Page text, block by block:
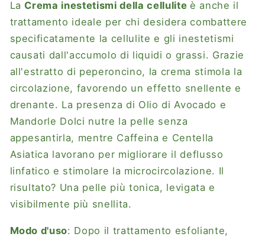
La Crema inestetismi della cellulite è anche il
trattamento ideale per chi desidera combattere
specificatamente la cellulite e gli inestetismi
causati dall'accumolo di liquidi o grassi. Grazie
all'estratto di peperoncino, la crema stimola la
circolazione, favorendo un effetto snellente e
drenante. La presenza di Olio di Avocado e
Mandorle Dolci nutre la pelle senza
appesantirla, mentre Caffeina e Centella
Asiatica lavorano per migliorare il deflusso
linfatico e stimolare la microcircolazione. Il
risultato? Una pelle più tonica, levigata e
visibilmente più snellita.
Modo d'uso: Dopo il trattamento esfoliante,